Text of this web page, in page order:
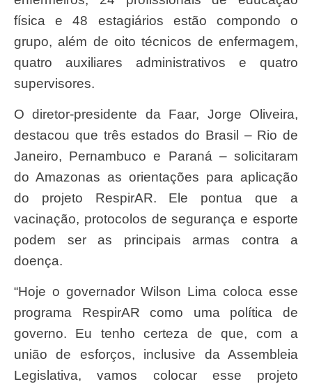
física e 48 estagiários estão compondo o
grupo, além de oito técnicos de enfermagem,
quatro auxiliares administrativos e quatro
supervisores.
O diretor-presidente da Faar, Jorge Oliveira,
destacou que três estados do Brasil – Rio de
Janeiro, Pernambuco e Paraná – solicitaram
do Amazonas as orientações para aplicação
do projeto RespirAR. Ele pontua que a
vacinação, protocolos de segurança e esporte
podem ser as principais armas contra a
doença.
“Hoje o governador Wilson Lima coloca esse
programa RespirAR como uma política de
governo. Eu tenho certeza de que, com a
união de esforços, inclusive da Assembleia
Legislativa, vamos colocar esse projeto